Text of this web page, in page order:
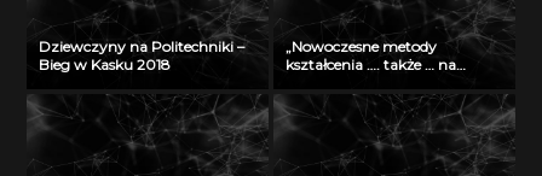
Dziewczyny na Politechniki –
Bieg w Kasku 2018
„Nowoczesne metody
kształcenia …. także … na
Radiu Akadera – 11 grudzień
2012